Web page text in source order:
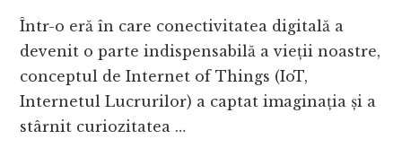
Într-o eră în care conectivitatea digitală a
devenit o parte indispensabilă a vieții noastre,
conceptul de Internet of Things (IoT,
Internetul Lucrurilor) a captat imaginația și a
stârnit curiozitatea …